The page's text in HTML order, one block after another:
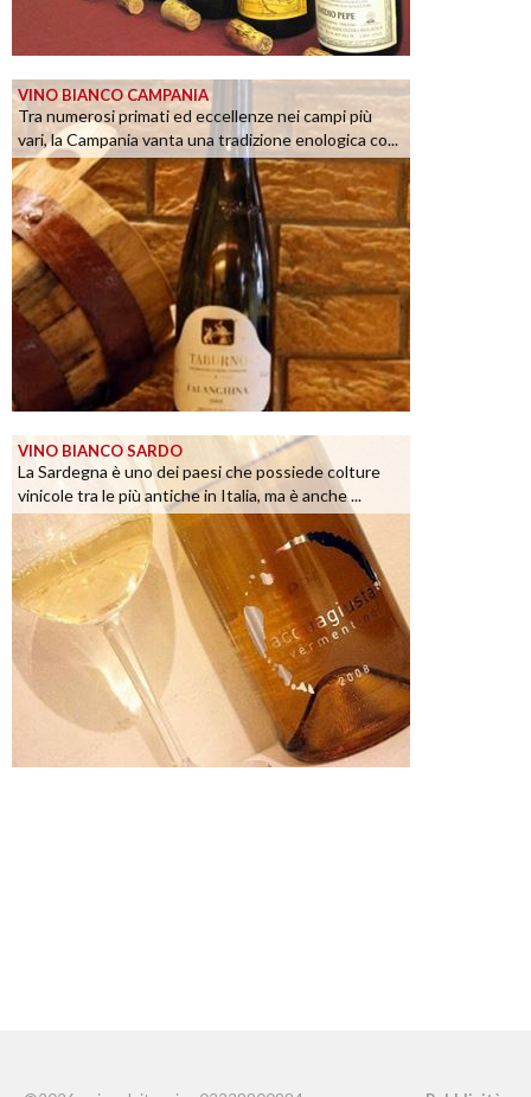
VINO BIANCO CAMPANIA
Tra numerosi primati ed eccellenze nei campi più
vari, la Campania vanta una tradizione enologica co...
VINO BIANCO SARDO
La Sardegna è uno dei paesi che possiede colture
vinicole tra le più antiche in Italia, ma è anche ...